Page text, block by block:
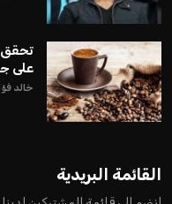
يبدو أن السويسري جياني
كرئيس للاتحاد الدولي لكرة
الجمعية العمومية. مما يعزز
2027، ويجعله المرشح الأكثر حظًا حتى الآن.
لإنفانتينو في الآونة
في السباق الانتخابي، ولم